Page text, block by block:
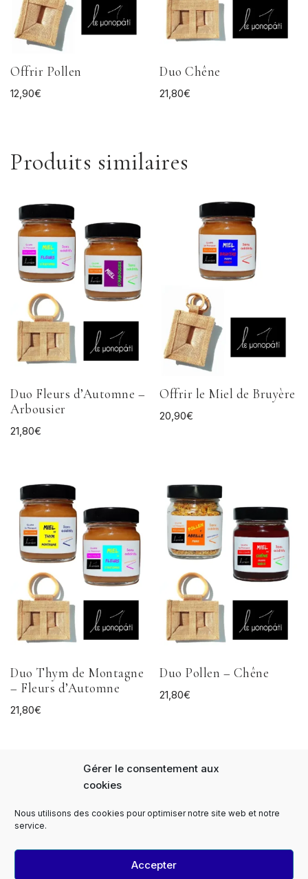
Gérer le consentement aux
cookies
Nous utilisons des cookies pour optimiser notre site web et notre
service.
Accepter
Offrir Pollen
12,90€
Duo Chêne
21,80€
Produits similaires
Duo Fleurs d’Automne –
Arbousier
21,80€
Offrir le Miel de Bruyère
20,90€
Duo Thym de Montagne
– Fleurs d’Automne
21,80€
Duo Pollen – Chêne
21,80€
Panier FAQs
Notre Histoire
Le Monopati Newsletter
Devis